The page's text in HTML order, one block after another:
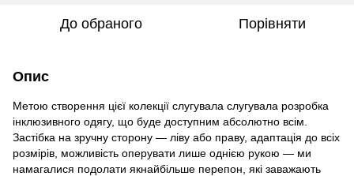
До обраного Порівняти
Опис
Метою створення цієї колекції слугувала слугувала розробка
інклюзивного одягу, що буде доступним абсолютно всім.
Застібка на зручну сторону — ліву або праву, адаптація до всіх
розмірів, можливість оперувати лише однією рукою — ми
намагалися подолати якнайбільше перепон, які заважають